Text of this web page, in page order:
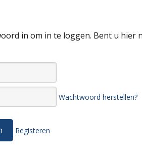
in om in te loggen. Bent u hier
Wachtwoord herstellen?
Registeren